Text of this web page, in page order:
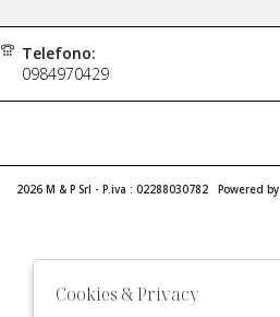
Telefono:
0984970429
2026 M & P Srl - P.iva : 02288030782 Powered by
Cookies & Privacy